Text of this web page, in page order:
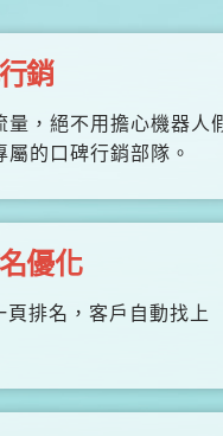
銷
量，絕不用擔心機器人
屬的口碑行銷部隊。
優化
頁排名，客戶自動找上